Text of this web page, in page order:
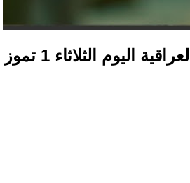
أسعار صرف الدولار مقابل الدينار في الأسواق المحلية العراقية اليوم الثلاثاء 1 تموز